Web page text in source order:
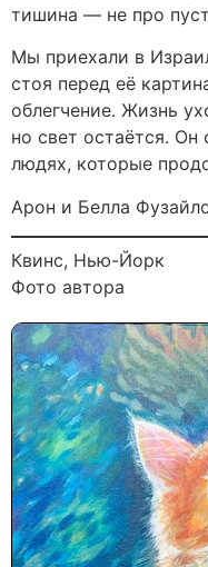
тишина — не про
Мы приехали в
стоя перед её
облегчение. Жизнь
но свет остаётся. Он
людях, которые
Арон и Белла
Квинс, Нью-Йорк
Фото автора